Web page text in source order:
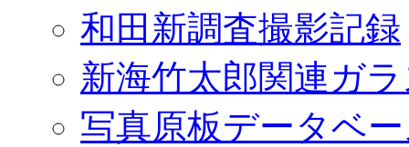
和田新調査撮影記録
新海竹太郎関連ガ
写真原板データベ